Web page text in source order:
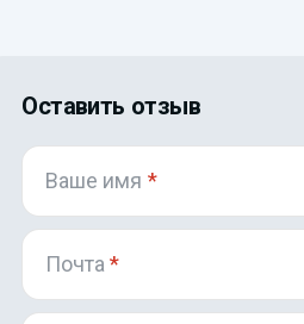
Оставить отзыв
Ваше имя *
Почта*